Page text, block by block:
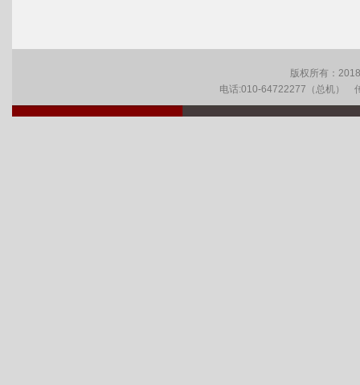
版权所有：
电话:010-64722277（总机）